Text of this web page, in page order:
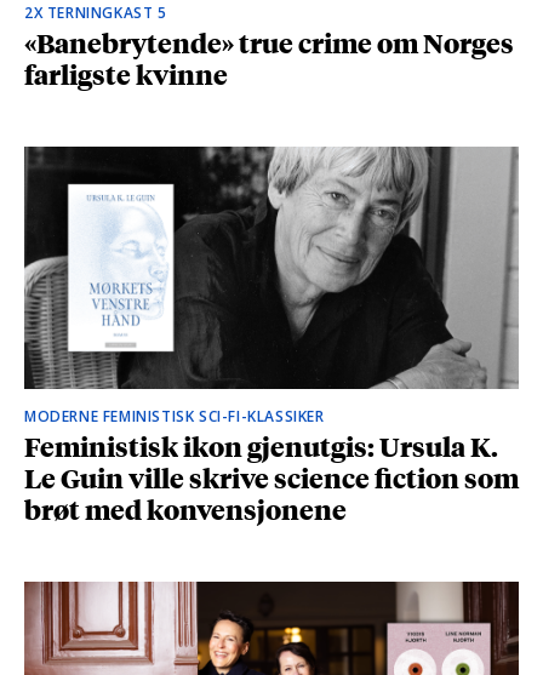
2X TERNINGKAST 5
«Banebrytende» true crime om Norges
farligste kvinne
MODERNE FEMINISTISK SCI-FI-KLASSIKER
Feministisk ikon gjenutgis: Ursula K.
Le Guin ville skrive science fiction som
brøt med konvensjonene